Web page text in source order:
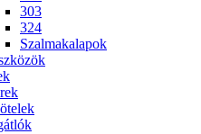
303
324
Szalmakalapok